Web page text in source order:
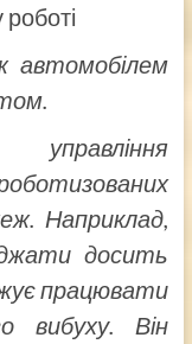
автомобілем
Наприклад,
досить
працювати
вибуху. Він